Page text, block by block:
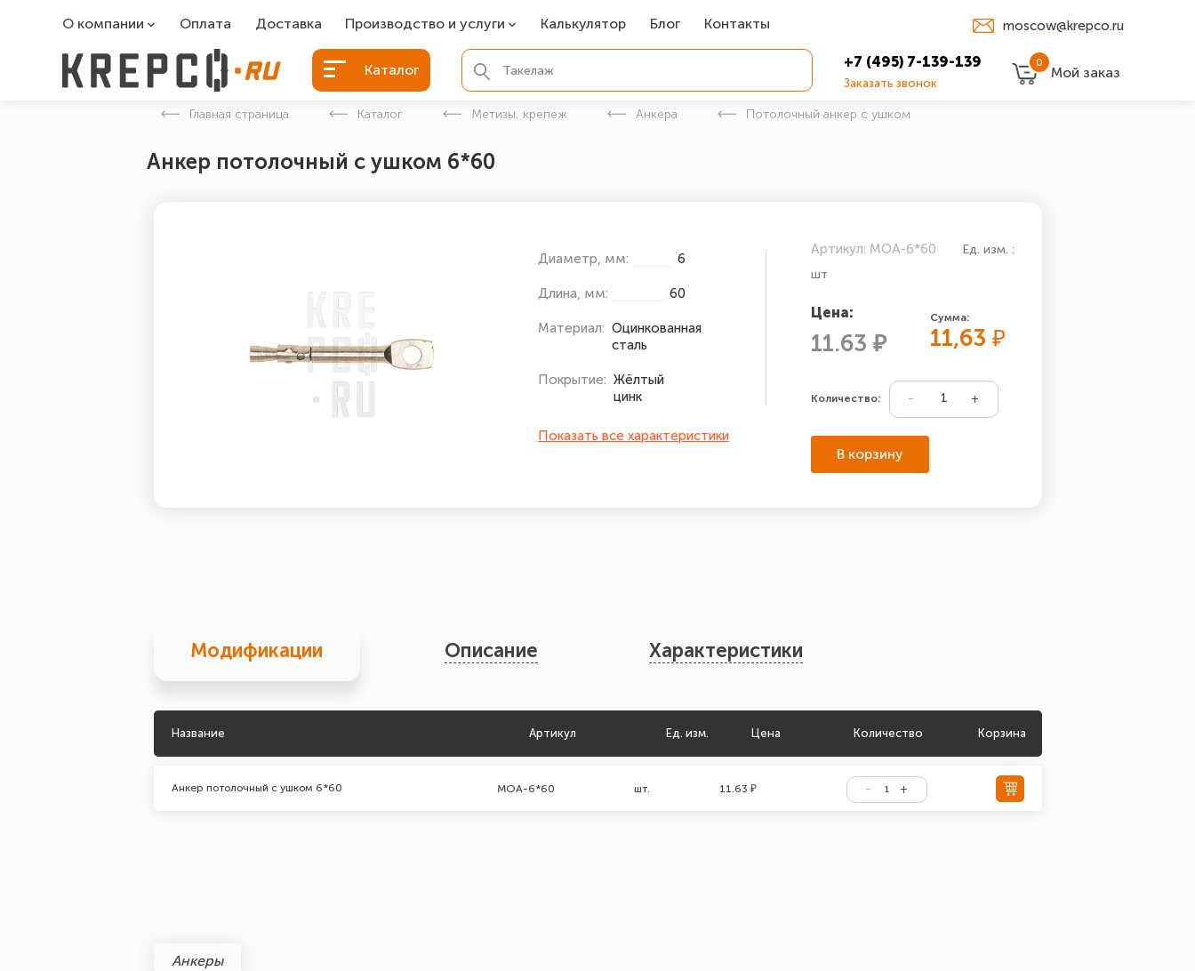
О компании
О компании
Оплата Доставка Производство и услуги
Болты БСР
Болты для фундамента
Закладные детали
Калькулятор Блог Контакты moscow@krepco.ru
Каталог +7 (495) 7-139-139
Заказать звонок
0
Мой заказ
Главная страница Каталог Метизы, крепеж Анкера Потолочный анкер с ушком
Анкер потолочный с ушком 6*60
Диаметр, мм: 6
Длина, мм: 60
Материал: Оцинкованная
сталь
Покрытие: Жёлтый
цинк
Показать все характеристики
Артикул: MOA-6*60
Ед. изм. :
шт
Цена:
11.63 ₽
Сумма:
11,63 ₽
Количество:
В корзину
Модификации Описание Характеристики
Название Артикул Ед. изм. Цена Количество Корзина
Анкер потолочный с ушком 6*60 MOA-6*60 шт. 11.63 ₽
Анкеры